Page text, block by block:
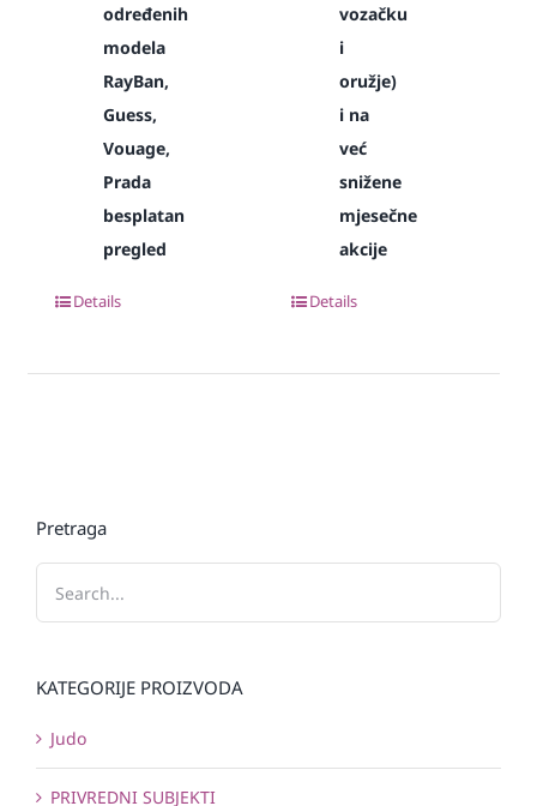
određenih
modela
RayBan,
Guess,
Vouage,
Prada
besplatan
pregled
Details
vozačku
i
oružje)
i na
već
snižene
mjesečne
akcije
Details
Pretraga
KATEGORIJE PROIZVODA
Judo
PRIVREDNI SUBJEKTI